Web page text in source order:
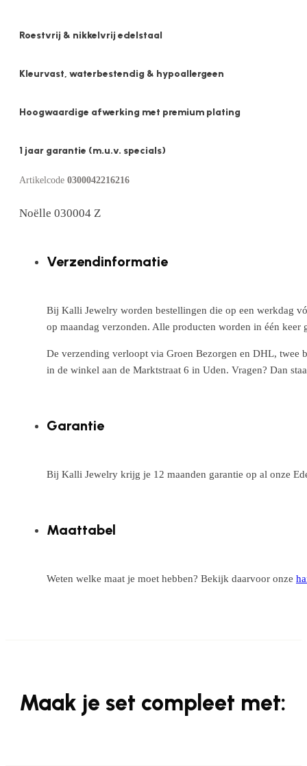
Roestvrij & nikkelvrij edelstaal
Kleurvast, waterbestendig & hypoallergeen
Hoogwaardige afwerking met premium plating
1 jaar garantie (m.u.v. specials)
Artikelcode 0300042216216
Noëlle 030004 Z
Verzendinformatie
Bij Kalli Jewelry worden bestellingen die op een werkdag
op maandag verzonden. Alle producten worden in één
De verzending verloopt via Groen Bezorgen en DHL, twee
in de winkel aan de Marktstraat 6 in Uden. Vragen? Dan
Garantie
Bij Kalli Jewelry krijg je 12 maanden garantie op al onze
Maattabel
Weten welke maat je moet hebben? Bekijk daarvoor onze
Maak je set compleet met: